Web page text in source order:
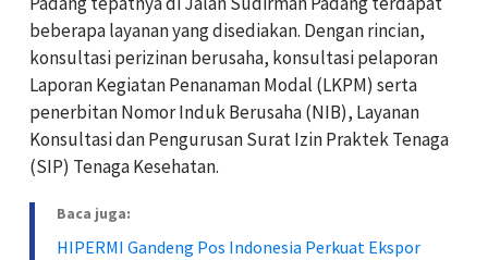
beberapa layanan yang disediakan. Dengan rincian,
konsultasi perizinan berusaha, konsultasi pelaporan
Laporan Kegiatan Penanaman Modal (LKPM) serta
penerbitan Nomor Induk Berusaha (NIB), Layanan
Konsultasi dan Pengurusan Surat Izin Praktek Tenaga
(SIP) Tenaga Kesehatan.
Baca juga:
HIPERMI Gandeng Pos Indonesia Perkuat Ekspor